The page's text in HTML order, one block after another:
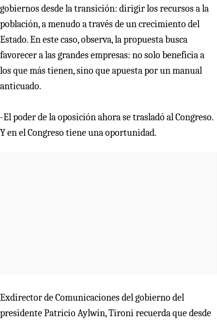
gobiernos desde la transición: dirigir los recursos a la
población, a menudo a través de un crecimiento del
Estado. En este caso, observa, la propuesta busca
favorecer a las grandes empresas: no solo beneficia a
los que más tienen, sino que apuesta por un manual
anticuado.
-El poder de la oposición ahora se trasladó al Congreso.
Y en el Congreso tiene una oportunidad.
Exdirector de Comunicaciones del gobierno del
presidente Patricio Aylwin, Tironi recuerda que desde